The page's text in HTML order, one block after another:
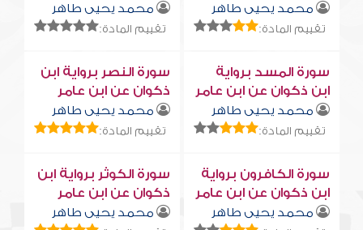
محمد يحيى طاهر
تقييم المادة:
محمد يحيى طاهر
تقييم المادة:
سورة المسد برواية
ابن ذكوان عن ابن عامر
محمد يحيى طاهر
تقييم المادة:
سورة النصر برواية ابن
ذكوان عن ابن عامر
محمد يحيى طاهر
تقييم المادة:
سورة الكافرون برواية
ابن ذكوان عن ابن عامر
محمد يحيى طاهر
سورة الكوثر برواية ابن
ذكوان عن ابن عامر
محمد يحيى طاهر